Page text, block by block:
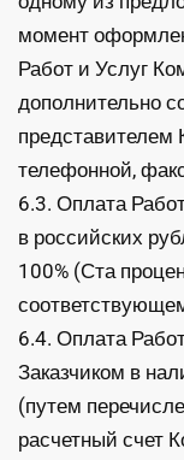
момент
Работ и Услуг
дополнительно
представителем
телефонной,
6.3. Оплата
в российских
100% (Ста
6.4. Оплата
Заказчиком в
(путем
расчетный счет